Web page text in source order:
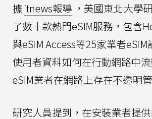
據 itnews報導 ，美國東北大學
了數十款熱門eSIM服務，包含
與eSIM Access等25家業者
使用者資料如何在行動網路中
eSIM業者在網路上存在不透明
研究人員提到，在安裝業者提